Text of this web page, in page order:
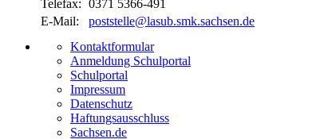
Telefax: 0371 5366-491
E-Mail:
poststelle@lasub.smk.sachsen.de
Kontaktformular
Anmeldung Schulportal
Schulportal
Impressum
Datenschutz
Haftungsausschluss
Sachsen.de